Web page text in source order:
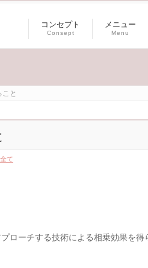
コンセプト
Consept
メニュー
Menu
と
て
ローチする技術による相乗効果を得